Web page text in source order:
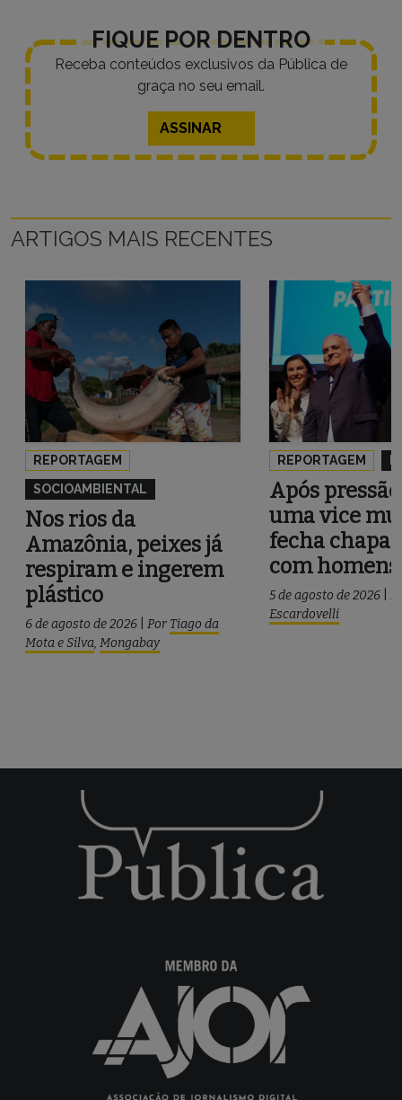
FIQUE POR DENTRO
Receba conteúdos exclusivos da Pública de
graça no seu email.
ASSINAR
ARTIGOS MAIS RECENTES
REPORTAGEM
SOCIOAMBIENTAL
Nos rios da
Amazônia, peixes já
respiram e ingerem
plástico
6 de agosto de 2026 Por Tiago da
Mota e Silva, Mongabay
REPORTAGEM
Após
uma vice
fecha chapa
com homens
5 de agosto de 2026
Escardovelli